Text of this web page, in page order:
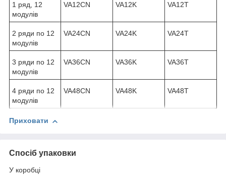
1 ряд, 12
модулів
VA12CN VA12K VA12T
2 ряди по 12
модулів
VA24CN VA24K VA24T
3 ряди по 12
модулів
VA36CN VA36K VA36T
4 ряди по 12
модулів
VA48CN VA48K VA48T
Приховати
Спосіб упаковки
У коробці